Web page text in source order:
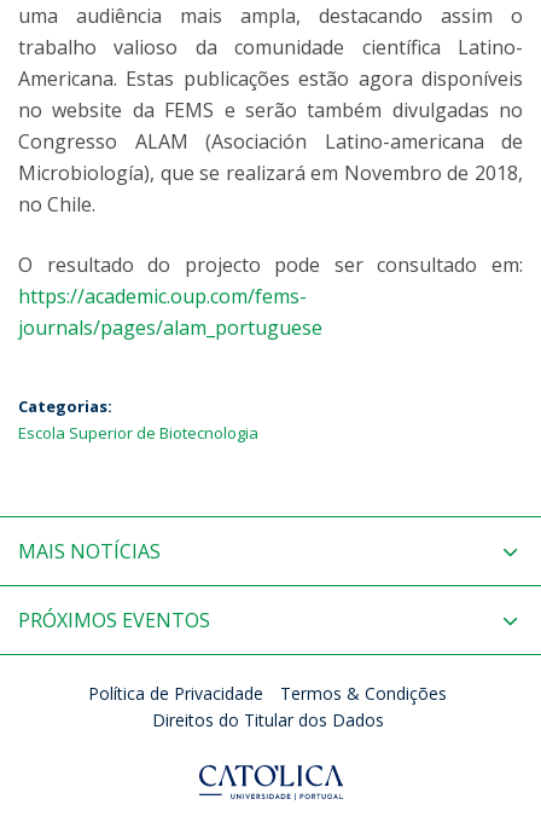
uma audiência mais ampla, destacando assim o
trabalho valioso da comunidade científica Latino-
Americana. Estas publicações estão agora disponíveis
no website da FEMS e serão também divulgadas no
Congresso ALAM (Asociación Latino-americana de
Microbiología), que se realizará em Novembro de 2018,
no Chile.
O resultado do projecto pode ser consultado em:
https://academic.oup.com/fems-
journals/pages/alam_portuguese
Categorias:
Escola Superior de Biotecnologia
MAIS NOTÍCIAS
PRÓXIMOS EVENTOS
Política de Privacidade
Termos & Condições
Direitos do Titular dos Dados